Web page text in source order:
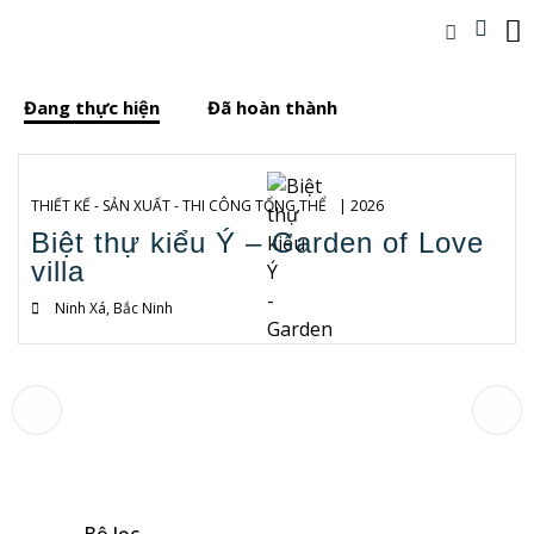
Đang thực hiện Đã hoàn thành
THIẾT KẾ - SẢN XUẤT - THI CÔNG TỔNG THỂ | 2026
Biệt thự kiểu Ý – Garden of Love
villa
Ninh Xá, Bắc Ninh